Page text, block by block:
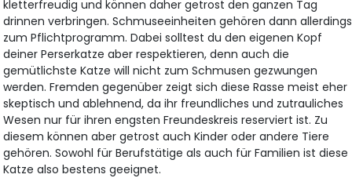
kletterfreudig und können daher getrost den ganzen Tag
drinnen verbringen. Schmuseeinheiten gehören dann allerdings
zum Pflichtprogramm. Dabei solltest du den eigenen Kopf
deiner Perserkatze aber respektieren, denn auch die
gemütlichste Katze will nicht zum Schmusen gezwungen
werden. Fremden gegenüber zeigt sich diese Rasse meist eher
skeptisch und ablehnend, da ihr freundliches und zutrauliches
Wesen nur für ihren engsten Freundeskreis reserviert ist. Zu
diesem können aber getrost auch Kinder oder andere Tiere
gehören. Sowohl für Berufstätige als auch für Familien ist diese
Katze also bestens geeignet.